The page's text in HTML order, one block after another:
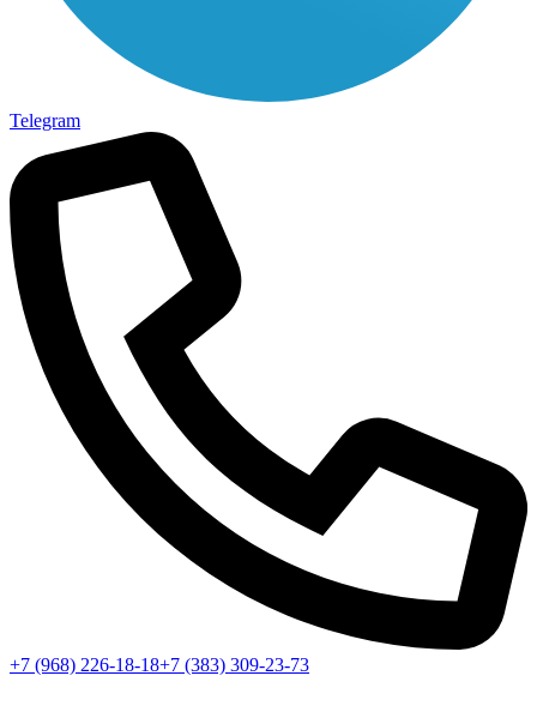
Telegram
+7 (968) 226-18-18+7 (383) 309-23-73